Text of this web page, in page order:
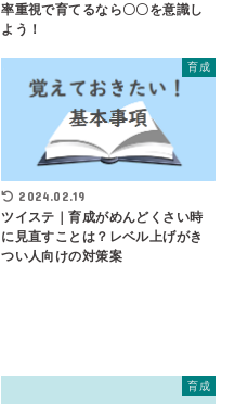
率重視で育てるなら〇〇を意識し
よう！
育成
2024.02.19
ツイステ｜育成がめんどくさい時
に見直すことは？レベル上げがき
つい人向けの対策案
育成